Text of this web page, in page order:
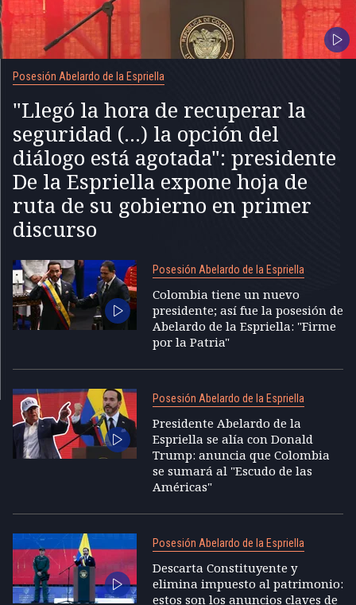
Posesión Abelardo de la Espriella
"Llegó la hora de recuperar la
seguridad (...) la opción del
diálogo está agotada": presidente
De la Espriella expone hoja de
ruta de su gobierno en primer
discurso
Posesión Abelardo de la Espriella
Colombia tiene un nuevo
presidente; así fue la posesión de
Abelardo de la Espriella: "Firme
por la Patria"
Posesión Abelardo de la Espriella
Presidente Abelardo de la
Espriella se alía con Donald
Trump: anuncia que Colombia
se sumará al "Escudo de las
Américas"
Posesión Abelardo de la Espriella
Descarta Constituyente y
elimina impuesto al patrimonio:
estos son los anuncios claves de